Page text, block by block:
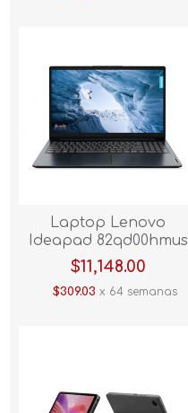
Laptop Lenovo
Ideapad 82qd00hmus
Azul
$11,148.00
$309.03 x 64 semanas